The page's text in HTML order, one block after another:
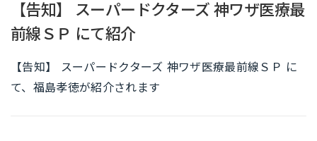
【告知】 スーパードクターズ 神ワザ医療最
前線ＳＰ にて紹介
【告知】 スーパードクターズ 神ワザ医療最前線ＳＰ に
て、福島孝徳が紹介されます